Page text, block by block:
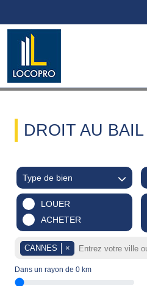
DROIT AU
Type de bien
LOUER
ACHETER
CANNES ×
Dans un rayon de 0 km